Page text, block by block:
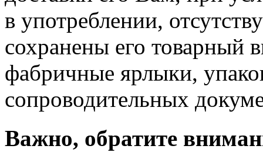
в употреблении,
сохранены его товарный
фабричные ярлыки,
сопроводительных
Важно, обратите